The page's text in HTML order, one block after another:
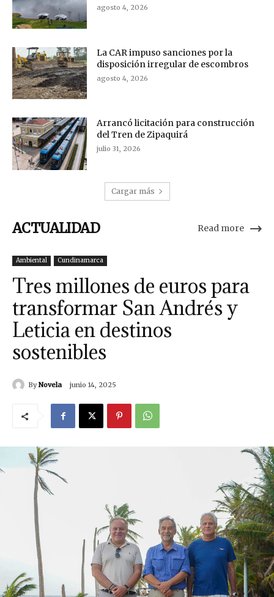
agosto 4, 2026
La CAR impuso sanciones por la
disposición irregular de escombros
agosto 4, 2026
Arrancó licitación para construcción
del Tren de Zipaquirá
julio 31, 2026
Cargar más
ACTUALIDAD Read more
Ambiental Cundinamarca
Tres millones de euros para
transformar San Andrés y
Leticia en destinos
sostenibles
By Novela junio 14, 2025